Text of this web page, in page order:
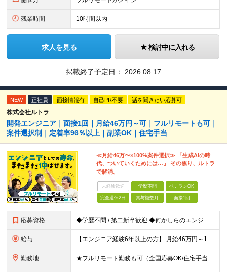
残業時間 10時間以内
求人を見る 検討中に入れる
掲載終了予定日： 2026.08.17
NEW 正社員 面接情報有 自己PR不要 話を聞きたい応募可
株式会社ルトラ
開発エンジニア｜面接1回｜月給46万円～可｜フルリモートも可｜
案件選択制｜定着率96％以上｜副業OK｜住宅手当
≪月給46万〜×100%案件選択≫ 「生成AIの時
代、ついていくためには…」 その焦り、ルトラ
で解消。
未経験歓迎 学歴不問 ベテランOK
完全週休2日 賞与複数月 面接1回
応募資格 ◆学歴不問 / 第二新卒歓迎 ◆何かしらのエンジニア経験をお持ちの方 （言語・期間・フェーズ不問） 経験浅めの方も遠慮なくご応募ください！ ■入社前Q＆A ────── ◎実力に見合った報酬が手に
給与 【エンジニア経験6年以上の方】 月給46万円～100万円（固定残業代含む） ※上記月給には月30時間分の固定残業代（月8万7,400円～月19万円）を含む。超過分は全額支給。 【エンジニア経験4年以
勤務地 ★フルリモート勤務も可（全国応募OK/住宅手当を支給します） ※案件によって常駐が必要になる場合があります。 ※希望がない限り、転勤はありません ※U・Iターン歓迎 ★ルトラの社員は全国各地で活躍中